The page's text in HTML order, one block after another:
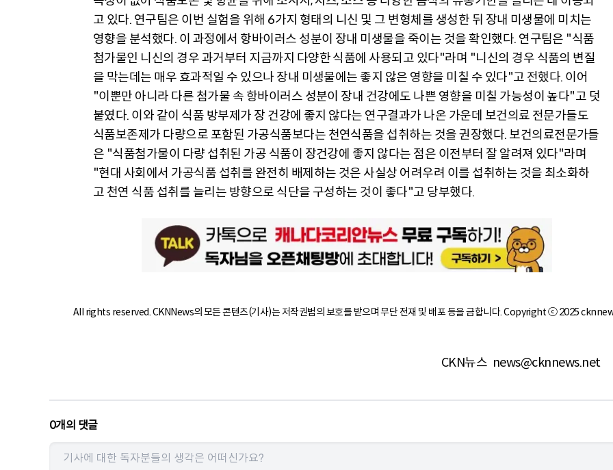
고 있다. 연구팀은 이번 실험을 위해 6가지 형태의 니신 및 그 변형체를 생성한 뒤 장내 미생물에 미치는
영향을 분석했다. 이 과정에서 항바이러스 성분이 장내 미생물을 죽이는 것을 확인했다. 연구팀은 "식품
첨가물인 니신의 경우 과거부터 지금까지 다양한 식품에 사용되고 있다"라며 "니신의 경우 식품의 변질
을 막는데는 매우 효과적일 수 있으나 장내 미생물에는 좋지 않은 영향을 미칠 수 있다"고 전했다. 이어
"이뿐만 아니라 다른 첨가물 속 항바이러스 성분이 장내 건강에도 나쁜 영향을 미칠 가능성이 높다"고 덧
붙였다. 이와 같이 식품 방부제가 장 건강에 좋지 않다는 연구결과가 나온 가운데 보건의료 전문가들도
식품보존제가 다량으로 포함된 가공식품보다는 천연식품을 섭취하는 것을 권장했다. 보건의료전문가들
은 "식품첨가물이 다량 섭취된 가공 식품이 장건강에 좋지 않다는 점은 이전부터 잘 알려져 있다"라며
"현대 사회에서 가공식품 섭취를 완전히 배제하는 것은 사실상 어려우려 이를 섭취하는 것을 최소화하
고 천연 식품 섭취를 늘리는 방향으로 식단을 구성하는 것이 좋다"고 당부했다.
All rights reserved. CKNNews의 모든 콘텐츠(기사)는 저작권법의 보호를 받으며 무단 전재 및 배포 등을 금합니다. Copyright ⓒ 2025
CKN뉴스 news@cknnews.net
0개의 댓글